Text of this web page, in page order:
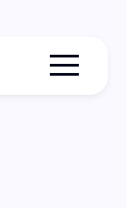
Menu